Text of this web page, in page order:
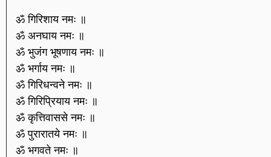
ॐ गिरिशाय नमः ॥
ॐ अनघाय नमः ॥
ॐ भुजंग भूषणाय नमः ॥
ॐ भर्गाय नमः ॥
ॐ गिरिधन्वने नमः ॥
ॐ गिरिप्रियाय नमः ॥
ॐ कृत्तिवाससे नमः ॥
ॐ पुरारातये नमः ॥
ॐ भगवते नमः ॥